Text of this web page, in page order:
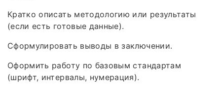
Кратко описать методологию или результаты
(если есть готовые данные).
Сформулировать выводы в заключении.
Оформить работу по базовым стандартам
(шрифт, интервалы, нумерация).